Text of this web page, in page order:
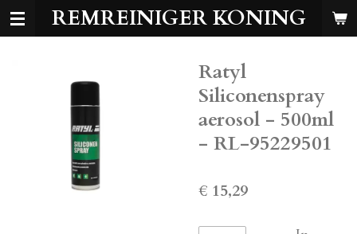
Ga
hoofdinhoud
REMREINIGER KONING
Ratyl
Siliconenspray
aerosol - 500ml
- RL-95229501
€ 15,29